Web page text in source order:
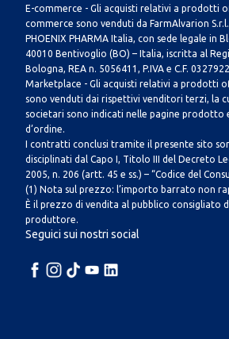
E-commerce - Gli acquisti relativi a prodotti
commerce sono venduti da FarmAlvarion
PHOENIX PHARMA Italia, con sede legale in
40010 Bentivoglio (BO) – Italia, iscritta al
Bologna, REA n. 5056411, P.IVA e C.F.
Marketplace - Gli acquisti relativi a prodotti
sono venduti dai rispettivi venditori terzi, la
societari sono indicati nelle pagine prodotto
d’ordine.
I contratti conclusi tramite il presente sito
disciplinati dal Capo I, Titolo III del Decreto
2005, n. 206 (artt. 45 e ss.) – “Codice del
(1) Nota sul prezzo: l’importo barrato non
È il prezzo di vendita al pubblico consigliato
produttore.
Seguici sui nostri social